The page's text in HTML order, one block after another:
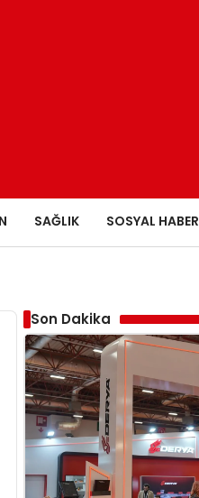
SAĞLIK SOSYAL HABER
Son Dakika